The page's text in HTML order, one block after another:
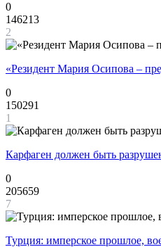
0
146213
2
«Резидент Мария Осипова –
0
150291
1
Карфаген должен быть
0
205659
7
Турция: имперское прошлое,